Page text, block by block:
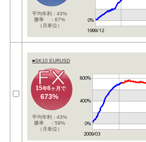
平均年利：43%
勝率 ：67%
（月単位）
■SK10 EURUSD
15年6ヶ月で
673%
平均年利：43%
勝率 ：59%
（月単位）